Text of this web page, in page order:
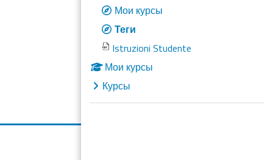
Мои курсы
Теги
Istruzioni Studente
Мои курсы
Курсы